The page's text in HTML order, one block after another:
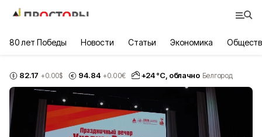
80 лет Победы Новости Статьи Экономика
82.17 +0.00$ 94.84 +0.00€ +24°С, облачно Белгород